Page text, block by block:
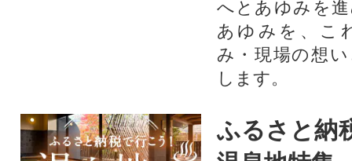
へとあゆみを
あゆみを、こ
み・現場の想
します。
ふるさと納